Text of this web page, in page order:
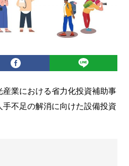
グイン
業における省力化投資補助事
不足の解消に向けた設備投資